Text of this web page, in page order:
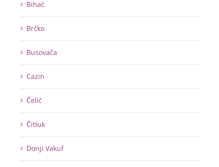
Bihać
Brčko
Busovača
Cazin
Čelić
Čitluk
Donji Vakuf